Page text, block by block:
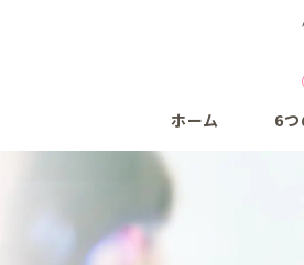
ホーム 6